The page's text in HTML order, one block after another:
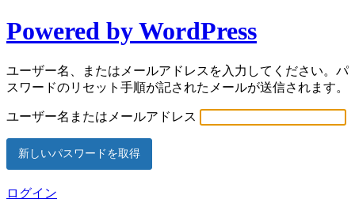
Powered by WordPress
ユーザー名、またはメールアドレスを入力してください。パ
スワードのリセット手順が記されたメールが送信されます。
ユーザー名またはメールアドレス
ログイン